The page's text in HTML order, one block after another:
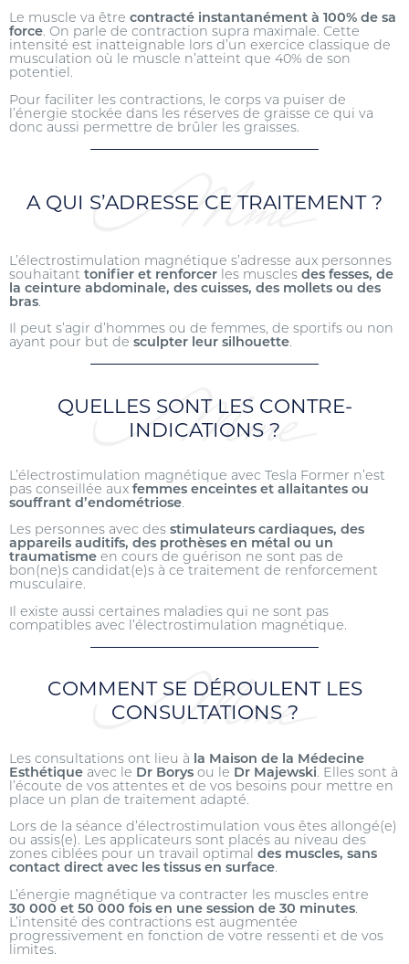
Le muscle va être contracté instantanément à 100% de sa
force. On parle de contraction supra maximale. Cette
intensité est inatteignable lors d’un exercice classique de
musculation où le muscle n’atteint que 40% de son
potentiel.
Pour faciliter les contractions, le corps va puiser de
l’énergie stockée dans les réserves de graisse ce qui va
donc aussi permettre de brûler les graisses.
A QUI S’ADRESSE CE TRAITEMENT ?
L’électrostimulation magnétique s’adresse aux personnes
souhaitant tonifier et renforcer les muscles des fesses, de
la ceinture abdominale, des cuisses, des mollets ou des
bras.
Il peut s’agir d’hommes ou de femmes, de sportifs ou non
ayant pour but de sculpter leur silhouette.
QUELLES SONT LES CONTRE-
INDICATIONS ?
L’électrostimulation magnétique avec Tesla Former n’est
pas conseillée aux femmes enceintes et allaitantes ou
souffrant d’endométriose.
Les personnes avec des stimulateurs cardiaques, des
appareils auditifs, des prothèses en métal ou un
traumatisme en cours de guérison ne sont pas de
bon(ne)s candidat(e)s à ce traitement de renforcement
musculaire.
Il existe aussi certaines maladies qui ne sont pas
compatibles avec l’électrostimulation magnétique.
COMMENT SE DÉROULENT LES
CONSULTATIONS ?
Les consultations ont lieu à la Maison de la Médecine
Esthétique avec le Dr Borys ou le Dr Majewski. Elles sont à
l’écoute de vos attentes et de vos besoins pour mettre en
place un plan de traitement adapté.
Lors de la séance d’électrostimulation vous êtes allongé(e)
ou assis(e). Les applicateurs sont placés au niveau des
zones ciblées pour un travail optimal des muscles, sans
contact direct avec les tissus en surface.
L’énergie magnétique va contracter les muscles entre
30 000 et 50 000 fois en une session de 30 minutes.
L’intensité des contractions est augmentée
progressivement en fonction de votre ressenti et de vos
limites.